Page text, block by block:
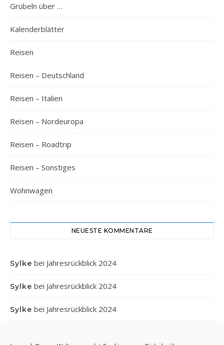
Grübeln über …
Kalenderblätter
Reisen
Reisen – Deutschland
Reisen – Italien
Reisen – Nordeuropa
Reisen – Roadtrip
Reisen – Sonstiges
Wohnwagen
NEUESTE KOMMENTARE
Sylke bei Jahresrückblick 2024
Sylke bei Jahresrückblick 2024
Sylke bei Jahresrückblick 2024